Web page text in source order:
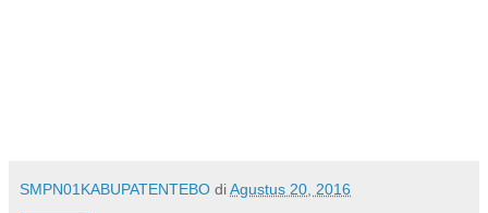
SMPN01KABUPATENTEBO diAgustus 20, 2016